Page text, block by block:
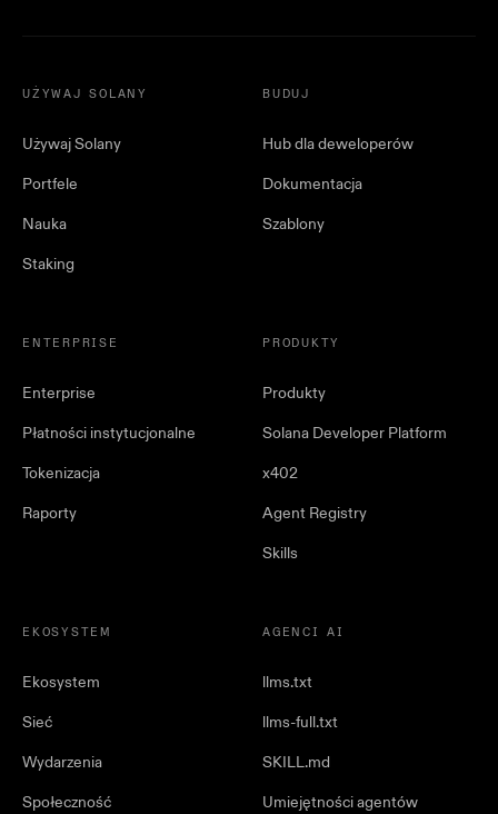
UŻYWAJ SOLANY
Używaj Solany
Portfele
Nauka
Staking
BUDUJ
Hub dla deweloperów
Dokumentacja
Szablony
ENTERPRISE
Enterprise
Płatności instytucjonalne
Tokenizacja
Raporty
PRODUKTY
Produkty
Solana Developer Platform
x402
Agent Registry
Skills
EKOSYSTEM
Ekosystem
Sieć
Wydarzenia
Społeczność
AGENCI AI
llms.txt
llms-full.txt
SKILL.md
Umiejętności agentów